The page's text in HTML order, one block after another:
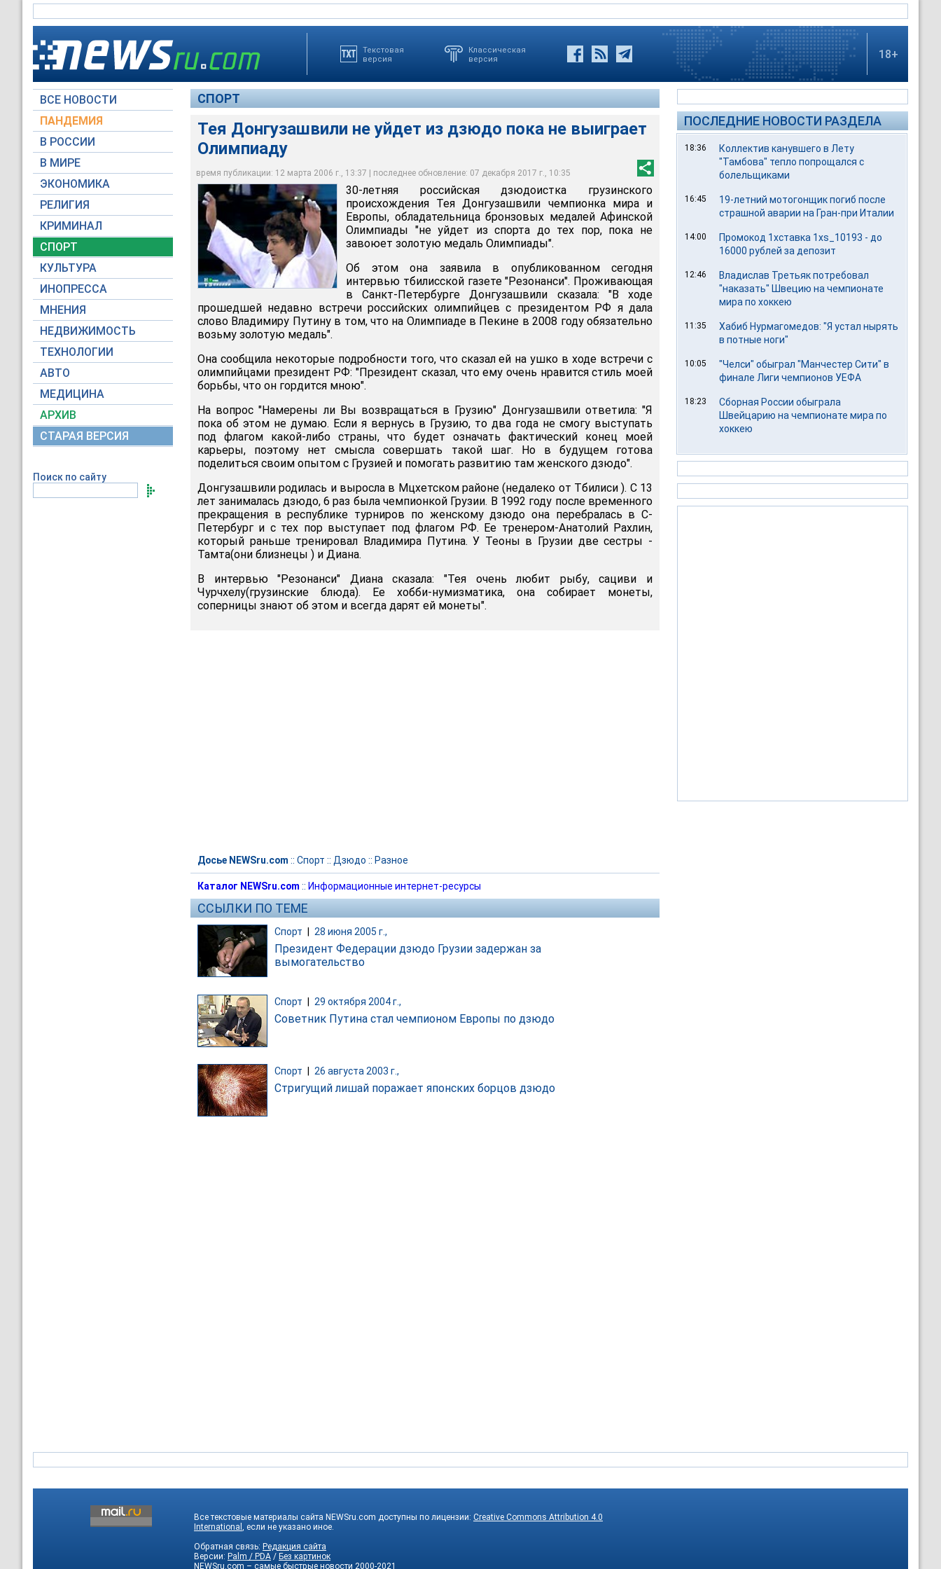
Текстовая
версия
Классическая
версия
18+
ВСЕ НОВОСТИ
ПАНДЕМИЯ
В РОССИИ
В МИРЕ
ЭКОНОМИКА
РЕЛИГИЯ
КРИМИНАЛ
СПОРТ
КУЛЬТУРА
ИНОПРЕССА
МНЕНИЯ
НЕДВИЖИМОСТЬ
ТЕХНОЛОГИИ
АВТО
МЕДИЦИНА
АРХИВ
СТАРАЯ ВЕРСИЯ
Поиск по сайту
СПОРТ
Тея Донгузашвили не уйдет из дзюдо пока не выиграет
Олимпиаду
время публикации: 12 марта 2006 г., 13:37 | последнее обновление: 07 декабря 2017 г., 10:35
Тея Донгузашвили не уйдет из дзюдо пока не выиграет Олимпиаду
30-летняя российская дзюдоистка грузинского
происхождения Тея Донгузашвили чемпионка мира и
Европы, обладательница бронзовых медалей Афинской
Олимпиады "не уйдет из спорта до тех пор, пока не
завоюет золотую медаль Олимпиады".
Об этом она заявила в опубликованном сегодня
интервью тбилисской газете "Резонанси". Проживающая
в Санкт-Петербурге Донгузашвили сказала: "В ходе
прошедшей недавно встречи российских олимпийцев с президентом РФ я дала
слово Владимиру Путину в том, что на Олимпиаде в Пекине в 2008 году обязательно
возьму золотую медаль".
Она сообщила некоторые подробности того, что сказал ей на ушко в ходе встречи с
олимпийцами президент РФ: "Президент сказал, что ему очень нравится стиль моей
борьбы, что он гордится мною".
На вопрос "Намерены ли Вы возвращаться в Грузию" Донгузашвили ответила: "Я
пока об этом не думаю. Если я вернусь в Грузию, то два года не смогу выступать
под флагом какой-либо страны, что будет означать фактический конец моей
карьеры, поэтому нет смысла совершать такой шаг. Но в будущем готова
поделиться своим опытом с Грузией и помогать развитию там женского дзюдо".
Донгузашвили родилась и выросла в Мцхетском районе (недалеко от Тбилиси ). С 13
лет занималась дзюдо, 6 раз была чемпионкой Грузии. В 1992 году после временного
прекращения в республике турниров по женскому дзюдо она перебралась в С-
Петербург и с тех пор выступает под флагом РФ. Ее тренером-Анатолий Рахлин,
который раньше тренировал Владимира Путина. У Теоны в Грузии две сестры -
Тамта(они близнецы ) и Диана.
В интервью "Резонанси" Диана сказала: "Тея очень любит рыбу, сациви и
Чурчхелу(грузинские блюда). Ее хобби-нумизматика, она собирает монеты,
соперницы знают об этом и всегда дарят ей монеты".
Досье NEWSru.com :: Спорт :: Дзюдо :: Разное
Каталог NEWSru.com :: Информационные интернет-ресурсы
ССЫЛКИ ПО ТЕМЕ
Спорт 28 июня 2005 г.,
Президент Федерации дзюдо Грузии задержан за
вымогательство
Спорт 29 октября 2004 г.,
Советник Путина стал чемпионом Европы по дзюдо
Спорт 26 августа 2003 г.,
Стригущий лишай поражает японских борцов дзюдо
ПОСЛЕДНИЕ НОВОСТИ РАЗДЕЛА
18:36
Коллектив канувшего в Лету
"Тамбова" тепло попрощался с
болельщиками
16:45
19-летний мотогонщик погиб после
страшной аварии на Гран-при Италии
14:00
Промокод 1хставка 1xs_10193 - до
16000 рублей за депозит
12:46
Владислав Третьяк потребовал
"наказать" Швецию на чемпионате
мира по хоккею
11:35
Хабиб Нурмагомедов: "Я устал нырять
в потные ноги"
10:05
"Челси" обыграл "Манчестер Сити" в
финале Лиги чемпионов УЕФА
18:23
Сборная России обыграла
Швейцарию на чемпионате мира по
хоккею
Все текстовые материалы сайта NEWSru.com доступны по лицензии: Creative Commons Attribution 4.0
International , если не указано иное.
Обратная связь: Редакция сайта
Версии: Palm / PDA / Без картинок
NEWSru.com – самые быстрые новости 2000-2021